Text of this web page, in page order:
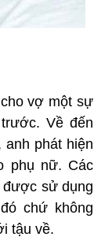
vợ một sự
Về đến
anh phát hiện
phụ nữ. Các
được sử dụng
chứ không
tậu về.